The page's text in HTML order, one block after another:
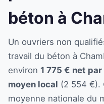
béton à
Un ouvriers non
travail du béton à
environ 1 775 € net par
moyen local (2 554 €).
moyenne nationale du